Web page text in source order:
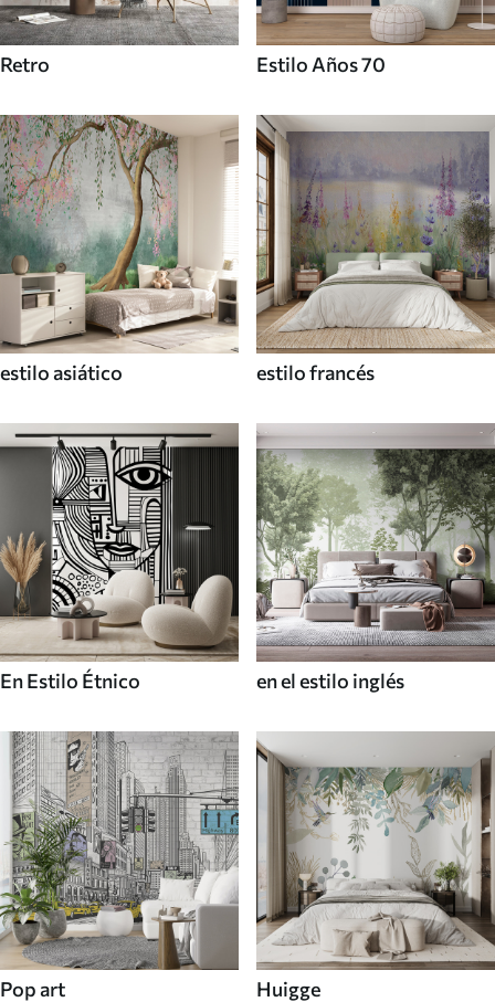
Retro Estilo Años 70
estilo asiático estilo francés
En Estilo Étnico en el estilo inglés
Pop art Huigge